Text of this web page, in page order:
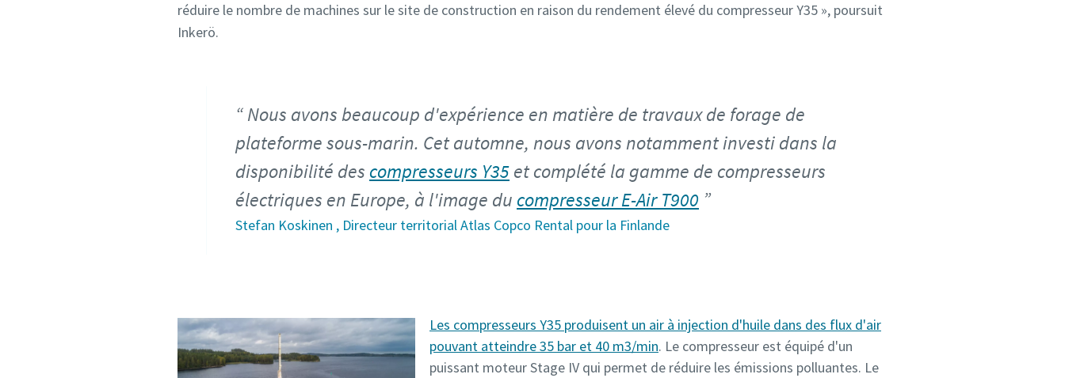
réduire le nombre de machines sur le site de construction en raison du rendement élevé du compresseur Y35 », poursuit
Inkerö.
Nous avons beaucoup d'expérience en matière de travaux de forage de
plateforme sous-marin. Cet automne, nous avons notamment investi dans la
disponibilité des compresseurs Y35et complété la gamme de compresseurs
électriques en Europe, à l'image du compresseur E-Air T900
Stefan Koskinen , Directeur territorial Atlas Copco Rental pour la Finlande
Les compresseurs Y35 produisent un air à injection d'huile dans des flux d'air
pouvant atteindre 35 bar et 40 m3/min. Le compresseur est équipé d'un
puissant moteur Stage IV qui permet de réduire les émissions polluantes. Le